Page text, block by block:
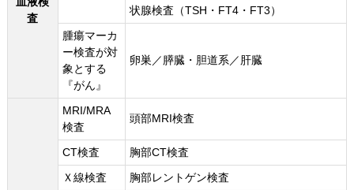
査
状腺検査（TSH・FT4・FT3）
腫瘍マーカ
ー検査が対
象とする
『がん』
卵巣／膵臓・胆道系／肝臓
MRI/MRA
検査
頭部MRI検査
CT検査
胸部CT検査
Ｘ線検査
胸部レントゲン検査